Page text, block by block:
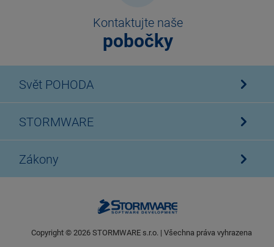
Kontaktujte naše
pobočky
Svět POHODA
STORMWARE
Zákony
Copyright © 2026STORMWARE s.r.o. | Všechna práva vyhrazena